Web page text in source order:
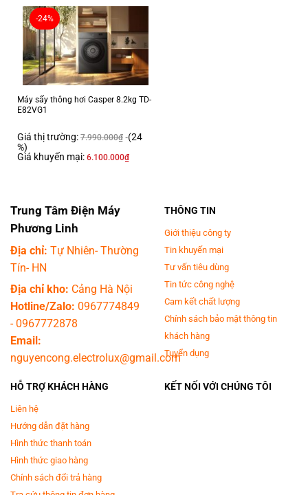
-24%
Máy sấy thông hơi Casper 8.2kg TD-
E82VG1
Giá thị trường: 7.990.000₫ (24
%)
Giá khuyến mại: 6.100.000₫
Trung Tâm Điện Máy
Phương Linh
Địa chỉ: Tự Nhiên- Thường
Tín- HN
Địa chỉ kho: Cảng Hà Nội
Hotline/Zalo: 0967774849
-0967772878
Email:
nguyencong.electrolux@gmail.com
THÔNG TIN
Giới thiệu công ty
Tin khuyến mại
Tư vấn tiêu dùng
Tin tức công nghệ
Cam kết chất lượng
Chính sách bảo mật thông tin
khách hàng
Tuyển dụng
HỖ TRỢ KHÁCH HÀNG
Liên hệ
Hướng dẫn đặt hàng
Hình thức thanh toán
Hình thức giao hàng
Chính sách đổi trả hàng
KẾT NỐI VỚI CHÚNG TÔI